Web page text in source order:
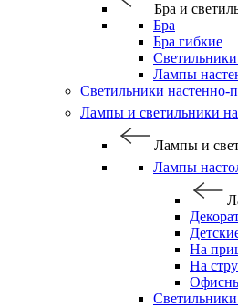
Бра и
Бра
Бра гибкие
Лампы
Светильники настенно-
Лампы и светильники
Лампы и
Лампы
На
На